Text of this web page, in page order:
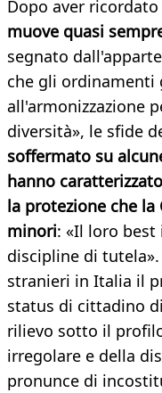
Dopo aver ricordato
muove quasi
segnato
che gli ordinamenti
all'armonizzazione
diversità», le sfide
soffermato su
hanno
la protezione che
minori: «Il loro
discipline di
stranieri in Italia il
status di cittadino
rilievo sotto il
irregolare e della
pronunce di